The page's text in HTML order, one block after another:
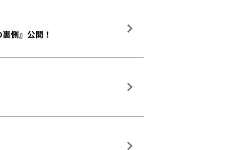
側』公開！